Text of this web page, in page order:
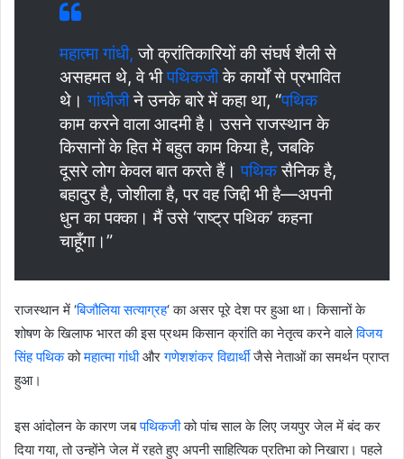
महात्मा गांधी, जो क्रांतिकारियों की संघर्ष शैली से
असहमत थे, वे भीपथिकजीके कार्यों से प्रभावित
थे।गांधीजीने उनके बारे में कहा था, “पथिक
काम करने वाला आदमी है। उसने राजस्थान के
किसानों के हित में बहुत काम किया है, जबकि
दूसरे लोग केवल बात करते हैं।पथिकसैनिक है,
बहादुर है, जोशीला है, पर वह जिद्दी भी है—अपनी
धुन का पक्का। मैं उसे ‘राष्ट्र पथिक’ कहना
चाहूँगा।”
राजस्थान में ‘बिजौलिया सत्याग्रह‘ का असर पूरे देश पर हुआ था। किसानों के
शोषण के खिलाफ भारत की इस प्रथम किसान क्रांति का नेतृत्व करने वालेविजय
सिंह पथिककोमहात्मा गांधीऔरगणेशशंकर विद्यार्थीजैसे नेताओं का समर्थन प्राप्त
हुआ।
इस आंदोलन के कारण जबपथिकजीको पांच साल के लिए जयपुर जेल में बंद कर
दिया गया, तो उन्होंने जेल में रहते हुए अपनी साहित्यिक प्रतिभा को निखारा। पहले